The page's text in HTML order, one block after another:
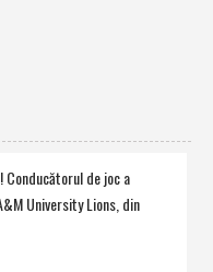
Conducătorul de joc a
University Lions, din